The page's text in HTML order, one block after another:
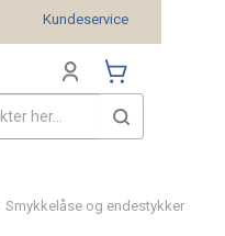
Smykkelåse og endestykker
Kundeservice